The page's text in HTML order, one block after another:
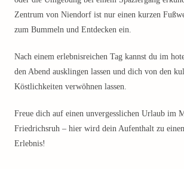
Zentrum von Niendorf ist nur einen kurzen
zum Bummeln und Entdecken ein.
Nach einem erlebnisreichen Tag kannst du im
den Abend ausklingen lassen und dich von den
Köstlichkeiten verwöhnen lassen.
Freue dich auf einen unvergesslichen Urlaub im
Friedrichsruh – hier wird dein Aufenthalt zu
Erlebnis!